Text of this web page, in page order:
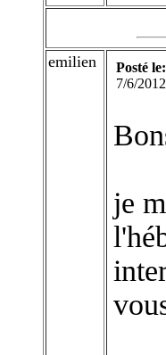
emilien
Posté le:
7/6/
je